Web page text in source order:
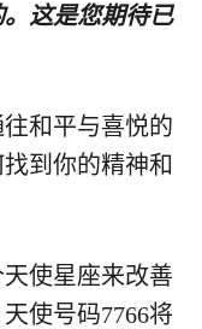
这是您期待已
和平与喜悦的
到你的精神和
使星座来改善
使号码7766将